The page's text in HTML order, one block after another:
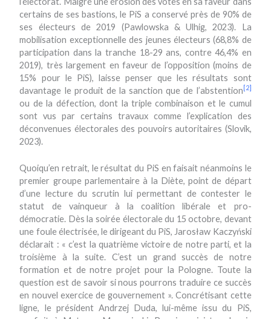
certains de ses bastions, le PiS a conservé près de 90% de
ses électeurs de 2019 (Pawlowska & Ulhig, 2023). La
mobilisation exceptionnelle des jeunes électeurs (68,8% de
participation dans la tranche 18-29 ans, contre 46,4% en
2019), très largement en faveur de l’opposition (moins de
15% pour le PiS), laisse penser que les résultats sont
davantage le produit de la sanction que de l’abstention [2]
ou de la défection, dont la triple combinaison et le cumul
sont vus par certains travaux comme l’explication des
déconvenues électorales des pouvoirs autoritaires (Slovik,
2023).
Quoiqu’en retrait, le résultat du PiS en faisait néanmoins le
premier groupe parlementaire à la Diète, point de départ
d’une lecture du scrutin lui permettant de contester le
statut de vainqueur à la coalition libérale et pro-
démocratie. Dès la soirée électorale du 15 octobre, devant
une foule électrisée, le dirigeant du PiS, Jarosław Kaczyński
déclarait : « c’est la quatrième victoire de notre parti, et la
troisième à la suite. C’est un grand succès de notre
formation et de notre projet pour la Pologne. Toute la
question est de savoir si nous pourrons traduire ce succès
en nouvel exercice de gouvernement ». Concrétisant cette
ligne, le président Andrzej Duda, lui-même issu du PiS,